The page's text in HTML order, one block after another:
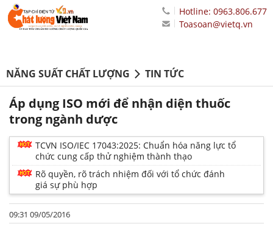
Hotline: 0963.806.677
Toasoan@vietq.vn
NĂNG SUẤT CHẤT LƯỢNG TIN TỨC
Áp dụng ISO mới để nhận diện thuốc
trong ngành dược
TCVN ISO/IEC 17043:2025: Chuẩn hóa năng lực tổ
chức cung cấp thử nghiệm thành thạo
Rõ quyền, rõ trách nhiệm đối với tổ chức đánh
giá sự phù hợp
09:31 09/05/2016